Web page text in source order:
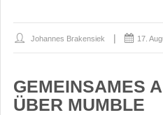
Johannes Brakensiek 17.
GEMEINSAMES
ÜBER MUMBLE